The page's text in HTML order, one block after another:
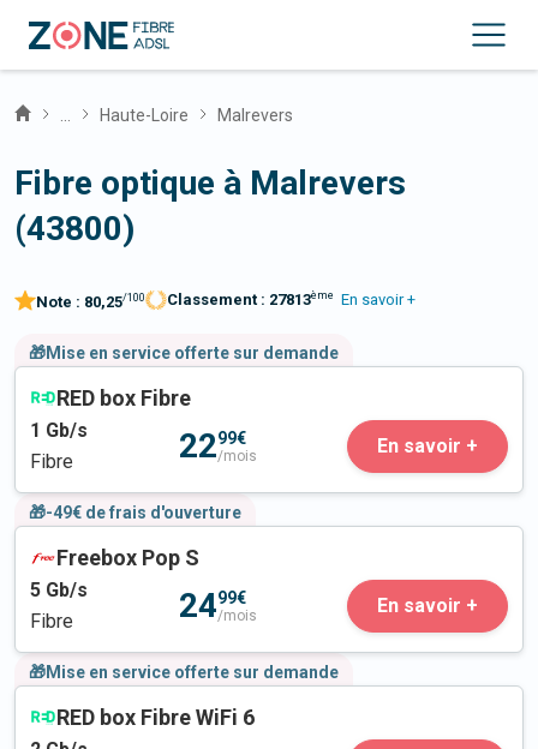
Haute-Loire Malrevers
Fibre optique à Malrevers
(43800)
Note : 80,25/100 Classement : 27813ème En savoir +
🎁Mise en service offerte sur demande
RED box Fibre
1 Gb/s
Fibre
2299€
/mois En savoir +
🎁-49€ de frais d'ouverture
Freebox Pop S
5 Gb/s
Fibre
2499€
/mois En savoir +
🎁Mise en service offerte sur demande
RED box Fibre WiFi 6